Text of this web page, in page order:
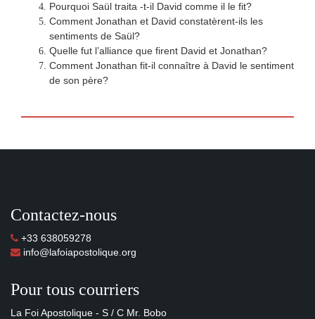
Pourquoi Saül traita -t-il David comme il le fit?
Comment Jonathan et David constatèrent-ils les
sentiments de Saül?
Quelle fut l’alliance que firent David et Jonathan?
Comment Jonathan fit-il connaître à David le sentiment
de son père?
Contactez-nous
+33 638059278
info@lafoiapostolique.org
Pour tous courriers
La Foi Apostolique - S / C Mr. Bobo